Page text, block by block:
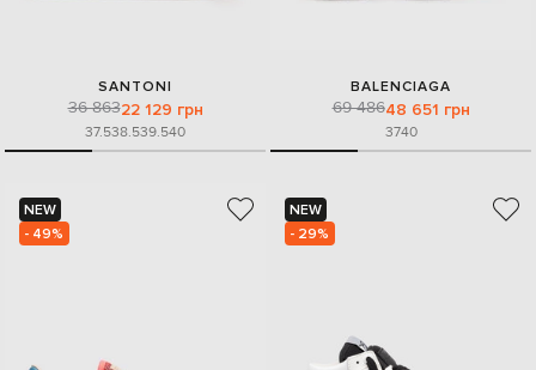
SANTONI
36 86322 129 грн
37.538.539.540
BALENCIAGA
69 48648 651 грн
3740
NEW
- 49%
NEW
- 29%